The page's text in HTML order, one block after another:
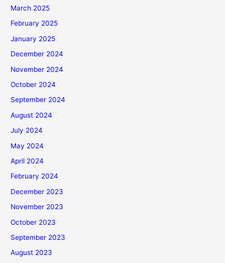
March 2025
February 2025
January 2025
December 2024
November 2024
October 2024
September 2024
August 2024
July 2024
May 2024
April 2024
February 2024
December 2023
November 2023
October 2023
September 2023
August 2023